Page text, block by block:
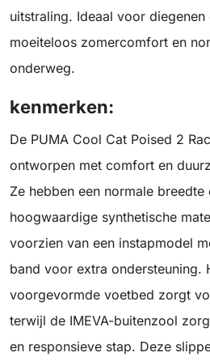
uitstraling. Ideaal voor
moeiteloos zomercomfort en
onderweg.
kenmerken:
De PUMA Cool Cat Poised 2
ontworpen met comfort en
Ze hebben een normale
hoogwaardige synthetische
voorzien van een instapmodel
band voor extra ondersteuning.
voorgevormde voetbed zorgt
terwijl de IMEVA-buitenzool
en responsieve stap. Deze